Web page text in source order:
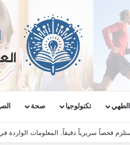
تكنولوجيا صحة
فحصاً سريرياً دقيقاً. المعلومات